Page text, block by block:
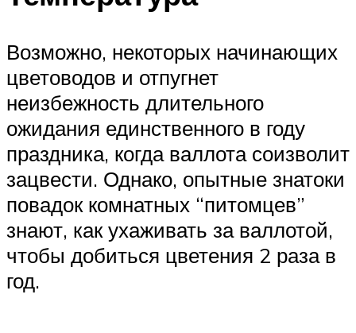
Возможно, некоторых начинающих
цветоводов и отпугнет
неизбежность длительного
ожидания единственного в году
праздника, когда валлота соизволит
зацвести. Однако, опытные знатоки
повадок комнатных “питомцев”
знают, как ухаживать за валлотой,
чтобы добиться цветения 2 раза в
год.